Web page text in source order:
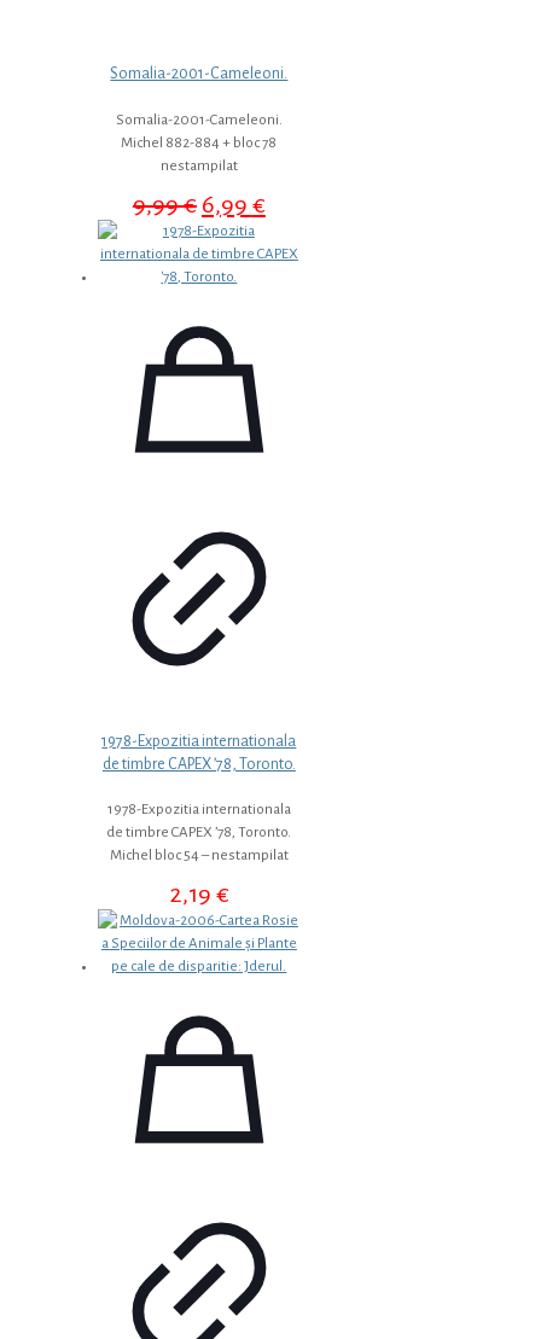
Somalia-2001-Cameleoni.
Somalia-2001-Cameleoni.
Michel 882-884 + bloc 78
nestampilat
9,99€ Prețul
inițial
a
fost:
6,99 €Prețul
curent
este:
1978-Expozitia internationala
de timbre CAPEX ’78, Toronto.
1978-Expozitia internationala
de timbre CAPEX ’78, Toronto.
Michel bloc 54 – nestampilat
2,19 €